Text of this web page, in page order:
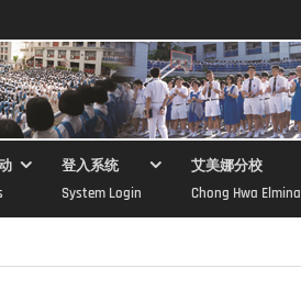
登入系统
System Login
艾美娜分校
Chong Hwa Elmina